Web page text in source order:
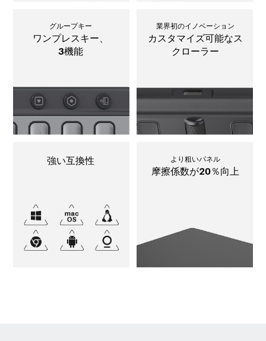
強い互換性
グループキー
ワンプレスキー、
3機能
業界初のイノベーション
カスタマイズ可能なス
クローラー
より粗いパネル
摩擦係数が20％向上